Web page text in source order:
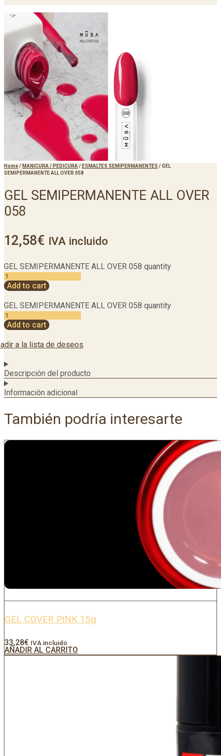
Home/ MANICURA / PEDICURA / ESMALTES SEMIPERMANENTES /GEL
SEMIPERMANENTE ALL OVER 058
GEL SEMIPERMANENTE ALL OVER
058
12,58€ IVA incluido
GEL SEMIPERMANENTE ALL OVER 058 quantity
Add to cart
GEL SEMIPERMANENTE ALL OVER 058 quantity
Add to cart
a la lista de deseos
Descripción del producto
Información adicional
También podría interesarte
GEL COVER PINK 15g
33,28€ IVA incluido
AÑADIR AL CARRITO